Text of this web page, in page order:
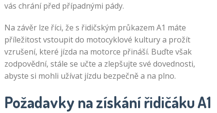
vás chrání před případnými pády.
Na závěr lze říci, že s řidičským průkazem A1 máte
příležitost vstoupit do motocyklové kultury a prožít
vzrušení, které jízda na motorce přináší. Buďte však
zodpovědní, stále se učte a zlepšujte své dovednosti,
abyste si mohli užívat jízdu bezpečně a na plno.
Požadavky na získání řidičáku A1